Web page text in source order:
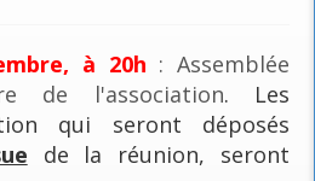
à 20h : Assemblée
de l'association. Les
qui seront déposés
de la réunion, seront